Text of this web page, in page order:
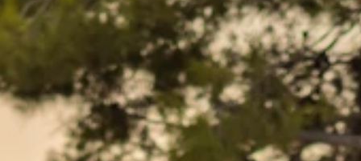
Destinacije
Vrste počitnic
Blagovne znamke